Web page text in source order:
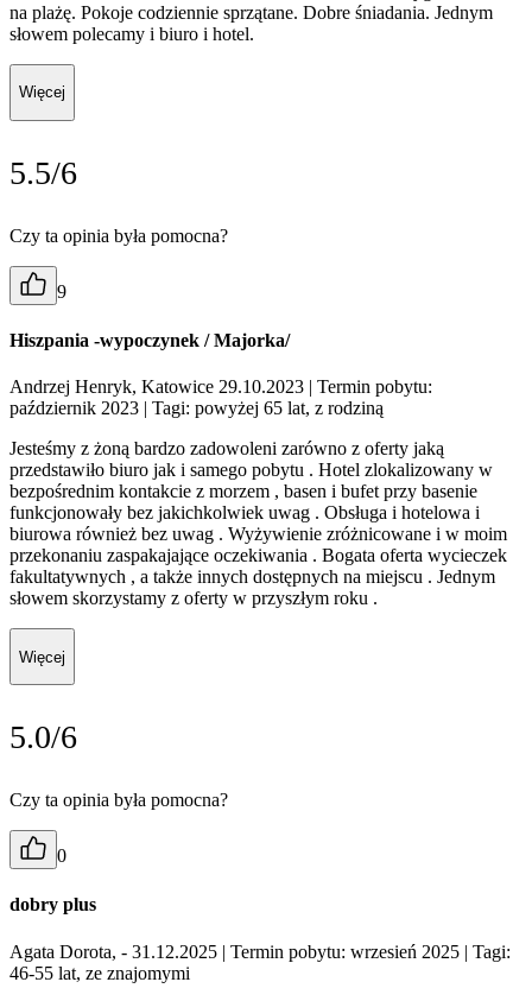
na plażę. Pokoje codziennie sprzątane. Dobre śniadania. Jednym
słowem polecamy i biuro i hotel.
Więcej
5.5/6
Czy ta opinia była pomocna?
9
Hiszpania -wypoczynek / Majorka/
Andrzej Henryk, Katowice 29.10.2023 | Termin pobytu:
październik 2023 | Tagi: powyżej 65 lat, z rodziną
Jesteśmy z żoną bardzo zadowoleni zarówno z oferty jaką
przedstawiło biuro jak i samego pobytu . Hotel zlokalizowany w
bezpośrednim kontakcie z morzem , basen i bufet przy basenie
funkcjonowały bez jakichkolwiek uwag . Obsługa i hotelowa i
biurowa również bez uwag . Wyżywienie zróżnicowane i w moim
przekonaniu zaspakajające oczekiwania . Bogata oferta wycieczek
fakultatywnych , a także innych dostępnych na miejscu . Jednym
słowem skorzystamy z oferty w przyszłym roku .
Więcej
5.0/6
Czy ta opinia była pomocna?
0
dobry plus
Agata Dorota, - 31.12.2025 | Termin pobytu: wrzesień 2025 | Tagi:
46-55 lat, ze znajomymi